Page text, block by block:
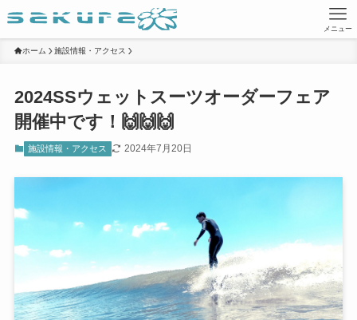
メニュー
ホーム 施設情報・アクセス
2024SSウェットスーツオーダーフェア
開催中です！🙌🙌🙌
施設情報・アクセス 2024年7月20日